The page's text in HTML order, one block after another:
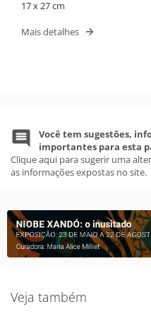
17 x 27 cm
Mais detalhes
Você tem sugestões,
importantes para esta
Clique aqui para sugerir uma
as informações expostas no site.
Veja também